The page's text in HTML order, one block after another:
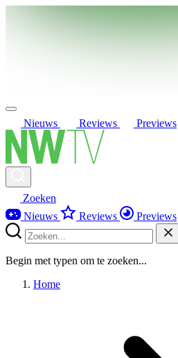
Nieuws Reviews Previews
Zoeken
Nieuws
Reviews Previews
Begin met typen om te zoeken...
Home